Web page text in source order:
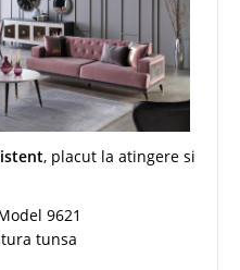
, placut la atingere si
9621
tunsa